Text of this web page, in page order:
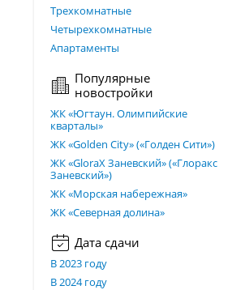
Трехкомнатные
Четырехкомнатные
Апартаменты
Популярные
новостройки
ЖК «Югтаун. Олимпийские
кварталы»
ЖК «Golden City» («Голден Сити»)
ЖК «GloraX Заневский»​ («Глоракс
Заневский»)
ЖК «Морская набережная»
ЖК «Северная долина»
Дата сдачи
В 2023 году
В 2024 году